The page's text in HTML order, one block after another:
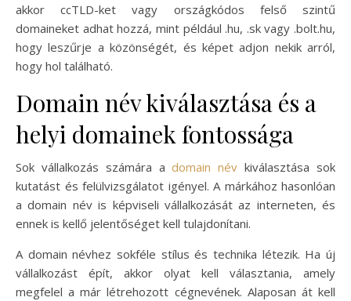
akkor ccTLD-ket vagy országkódos felső szintű
domaineket adhat hozzá, mint például .hu, .sk vagy .bolt.hu,
hogy leszűrje a közönségét, és képet adjon nekik arról,
hogy hol található.
Domain név kiválasztása és a
helyi domainek fontossága
Sok vállalkozás számára adomain név kiválasztása sok
kutatást és felülvizsgálatot igényel. A márkához hasonlóan
a domain név is képviseli vállalkozását az interneten, és
ennek is kellő jelentőséget kell tulajdonítani.
A domain névhez sokféle stílus és technika létezik. Ha új
vállalkozást épít, akkor olyat kell választania, amely
megfelel a már létrehozott cégnevének. Alaposan át kell